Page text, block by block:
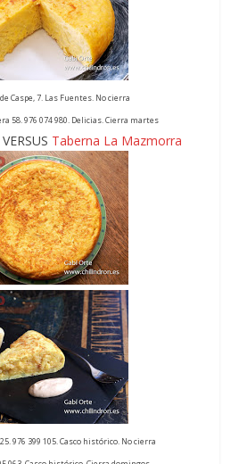
Caspe, 7. Las Fuentes. No cierra
58. 976 074 980. Delicias. Cierra martes
Taberna La Mazmorra
976 399 105. Casco histórico. No cierra